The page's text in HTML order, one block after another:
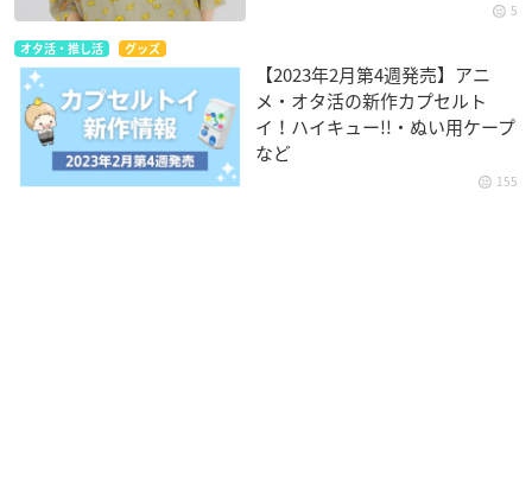
5
オタ活・推し活 グッズ
【2023年2月第4週発売】アニ
メ・オタ活の新作カプセルト
イ！ハイキュー!!・ぬい用ケープ
など
155